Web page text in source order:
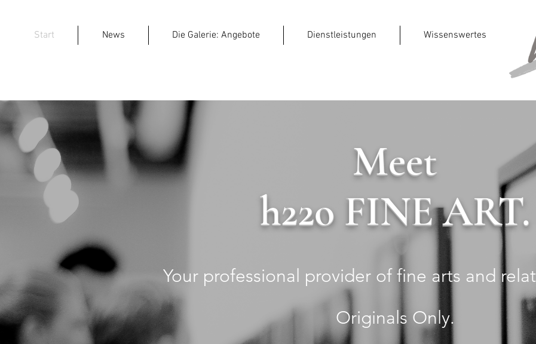
Start News Die Galerie: Angebote Dienstleistungen Wissenswertes
Meet
h22o FINE ART.
Your professional provider of fine arts and
Originals Only.